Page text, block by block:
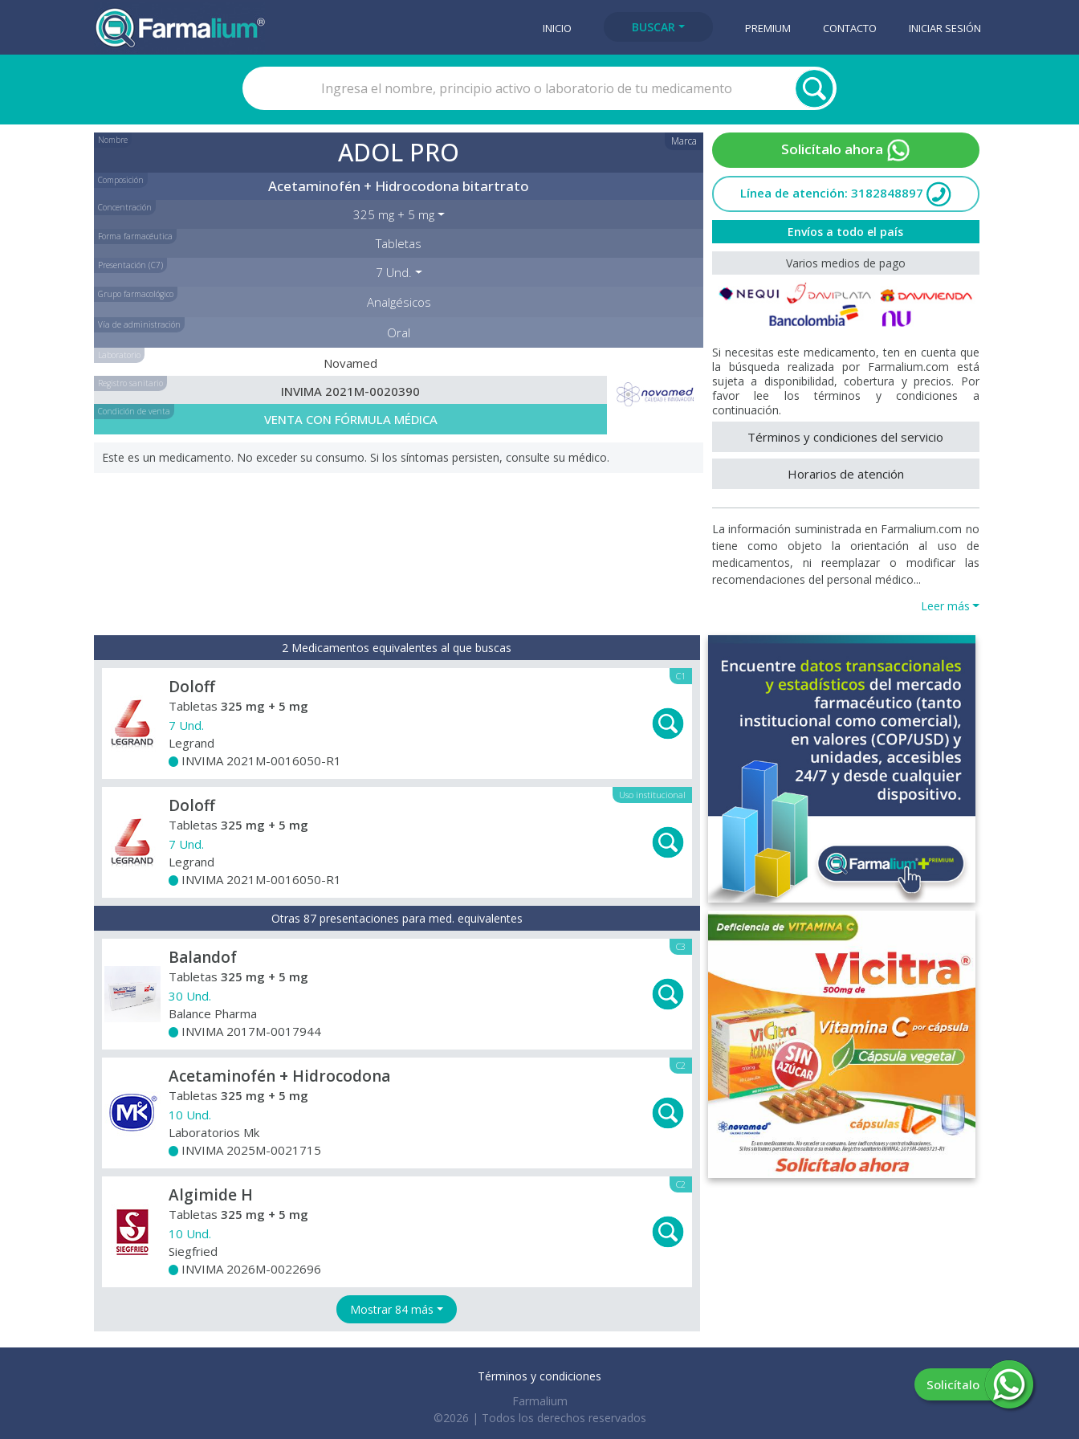
INICIO BUSCAR PREMIUM CONTACTO INICIAR SESIÓN
Nombre Marca
ADOL PRO
Composición Acetaminofén + Hidrocodona bitartrato
Concentración 325 mg + 5 mg
Forma farmacéutica Tabletas
Presentación (C7) 7 Und.
Grupo farmacológico Analgésicos
Vía de administración Oral
Laboratorio Novamed
Registro sanitario INVIMA 2021M-0020390
Condición de venta VENTA CON FÓRMULA MÉDICA
Este es un medicamento. No exceder su consumo. Si los síntomas persisten, consulte su médico.
Solicítalo ahora
Línea de atención: 3182848897
Envíos a todo el país
Varios medios de pago
Si necesitas este medicamento, ten en cuenta que
la búsqueda realizada por Farmalium.com está
sujeta a disponibilidad, cobertura y precios. Por
favor lee los términos y condiciones a
continuación.
Términos y condiciones del servicio
Horarios de atención
La información suministrada en Farmalium.com no
tiene como objeto la orientación al uso de
medicamentos, ni reemplazar o modificar las
recomendaciones del personal médico...
Leer más
2 Medicamentos equivalentes al que buscas
C1
Doloff
Tabletas 325 mg + 5 mg
7 Und.
Legrand
INVIMA 2021M-0016050-R1
Uso institucional
Doloff
Tabletas 325 mg + 5 mg
7 Und.
Legrand
INVIMA 2021M-0016050-R1
Otras 87 presentaciones para med. equivalentes
C3
Balandof
Tabletas 325 mg + 5 mg
30 Und.
Balance Pharma
INVIMA 2017M-0017944
C2
Acetaminofén + Hidrocodona
Tabletas 325 mg + 5 mg
10 Und.
Laboratorios Mk
INVIMA 2025M-0021715
C2
Algimide H
Tabletas 325 mg + 5 mg
10 Und.
Siegfried
INVIMA 2026M-0022696
Mostrar 84 más
Solicítalo
Términos y condiciones
Farmalium
©2026 | Todos los derechos reservados